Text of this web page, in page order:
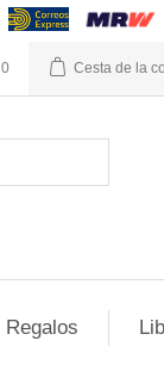
0 Cesta de la
Regalos